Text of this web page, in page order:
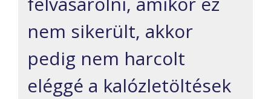
nem sikerült, akkor
pedig nem harcolt
eléggé a kalózletöltések